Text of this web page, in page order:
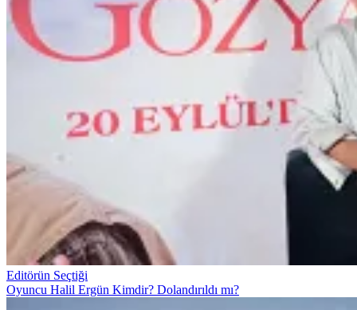
Editörün Seçtiği
Oyuncu Halil Ergün Kimdir? Dolandırıldı mı?